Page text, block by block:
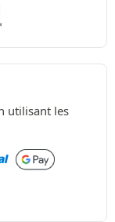
utilisant les